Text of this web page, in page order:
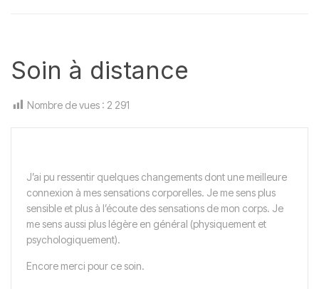
Soin à distance
Nombre de vues : 2 291
J’ai pu ressentir quelques changements dont une meilleure
connexion à mes sensations corporelles. Je me sens plus
sensible et plus à l’écoute des sensations de mon corps. Je
me sens aussi plus légère en général (physiquement et
psychologiquement).
Encore merci pour ce soin.